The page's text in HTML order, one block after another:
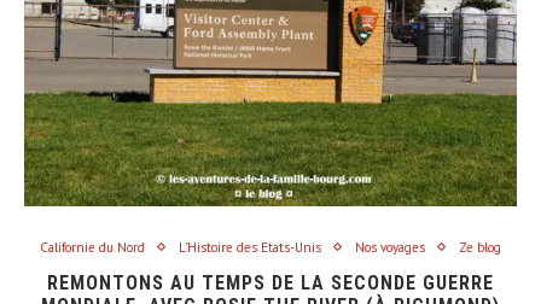
Californie du Nord L'Histoire des Etats-Unis Nos voyages Ze blog
REMONTONS AU TEMPS DE LA SECONDE GUERRE